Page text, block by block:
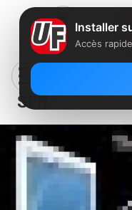
L’Ipad
SFR
Installer
Accès